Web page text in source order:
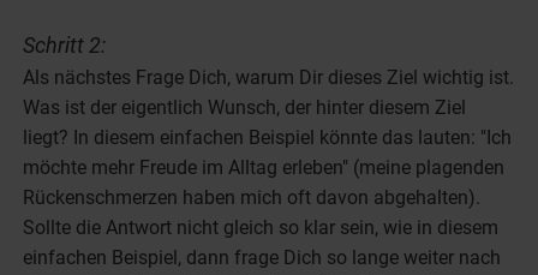
Schritt 2:
Als nächstes Frage Dich, warum Dir dieses Ziel wichtig ist.
Was ist der eigentlich Wunsch, der hinter diesem Ziel
liegt? In diesem einfachen Beispiel könnte das lauten: "Ich
möchte mehr Freude im Alltag erleben" (meine plagenden
Rückenschmerzen haben mich oft davon abgehalten).
Sollte die Antwort nicht gleich so klar sein, wie in diesem
einfachen Beispiel, dann frage Dich so lange weiter nach